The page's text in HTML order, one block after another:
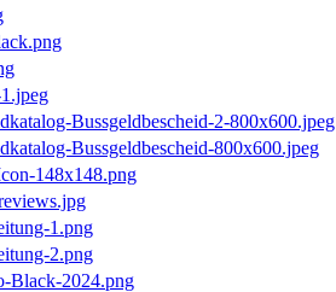
Bussgeldbescheid-2-800x600.jpeg
Bussgeldbescheid-800x600.jpeg
148x148.png
1.png
2.png
Black-2024.png